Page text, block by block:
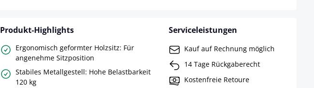
Produkt-Highlights
Ergonomisch geformter Holzsitz: Für
angenehme Sitzposition
Stabiles Metallgestell: Hohe Belastbarkeit
120 kg
Serviceleistungen
Kauf auf Rechnung möglich
14 Tage Rückgaberecht
Kostenfreie Retoure